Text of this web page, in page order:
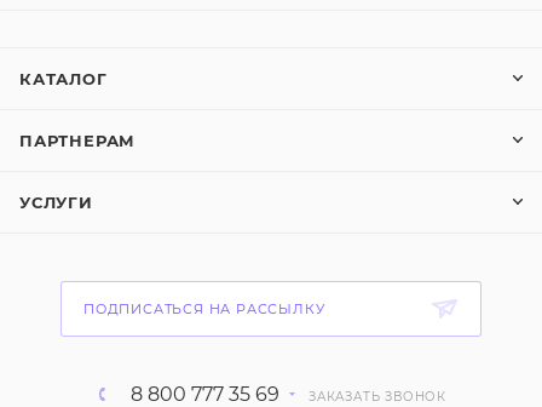
КАТАЛОГ
ПАРТНЕРАМ
УСЛУГИ
ПОДПИСАТЬСЯ НА РАССЫЛКУ
8 800 777 35 69 ЗАКАЗАТЬ ЗВОНОК